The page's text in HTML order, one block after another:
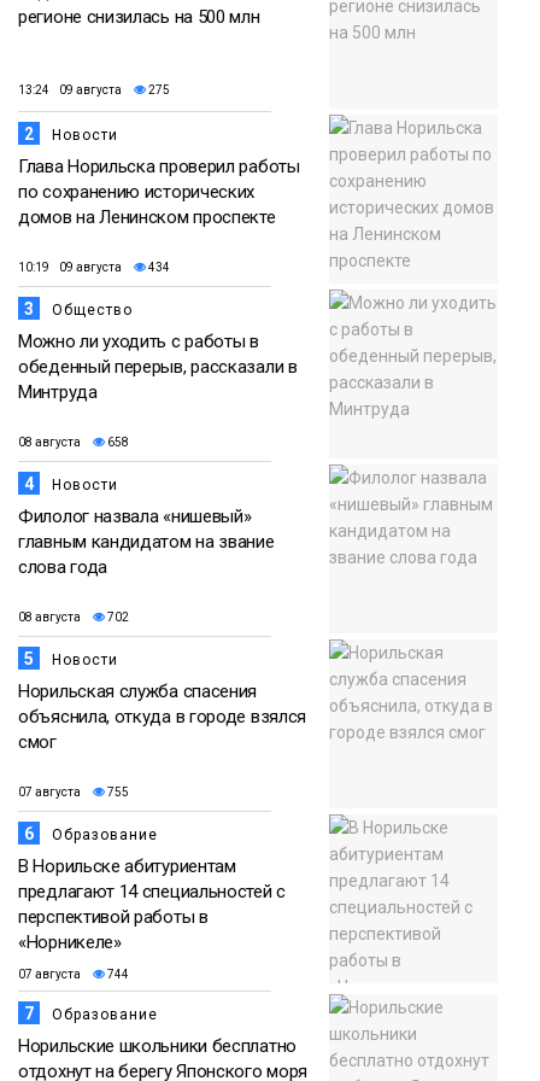
регионе снизилась на 500 млн
13:24 09 августа 275
2 Новости
Глава Норильска проверил работы
по сохранению исторических
домов на Ленинском проспекте
10:19 09 августа 434
3 Общество
Можно ли уходить с работы в
обеденный перерыв, рассказали в
Минтруда
08 августа 658
4 Новости
Филолог назвала «нишевый»
главным кандидатом на звание
слова года
08 августа 702
5 Новости
Норильская служба спасения
объяснила, откуда в городе взялся
смог
07 августа 755
6 Образование
В Норильске абитуриентам
предлагают 14 специальностей с
перспективой работы в
«Норникеле»
07 августа 744
7 Образование
Норильские школьники бесплатно
отдохнут на берегу Японского моря